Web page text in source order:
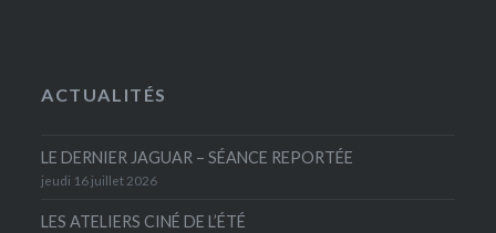
ACTUALITÉS
LE DERNIER JAGUAR – SÉANCE REPORTÉE
jeudi 16 juillet 2026
LES ATELIERS CINÉ DE L’ÉTÉ